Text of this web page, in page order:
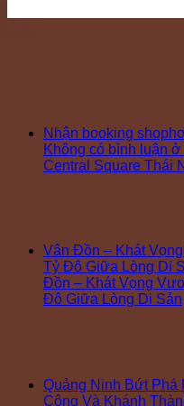
Nhận booking
Không có bình luận ở
Central Square Thái
Vân Đồn – Khát
Tỷ Đô Giữa Lòng Di
Đồn – Khát Vọng
Đô Giữa Lòng Di Sản
Quảng Ninh Bứt Phá
Công Và Khánh